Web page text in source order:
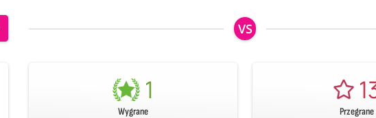
VS
1
Wygrane Przegrane